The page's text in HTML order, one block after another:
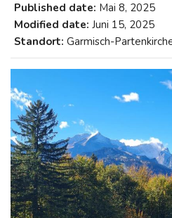
Published date: Mai 8, 2025
Modified date: Juni 15, 2025
Standort: Garmisch-